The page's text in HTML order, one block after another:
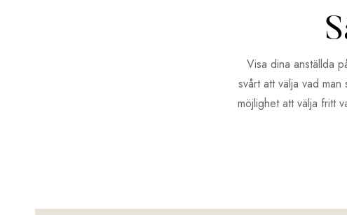
Visa dina anställda
svårt att välja vad
möjlighet att välja fritt